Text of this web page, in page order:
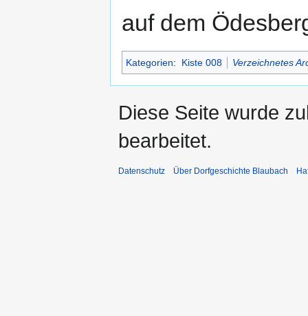
auf dem
Kategorien: Kiste 008 Verzeichnetes
Diese Seite wurde
bearbeitet.
Datenschutz Über Dorfgeschichte Blaubach